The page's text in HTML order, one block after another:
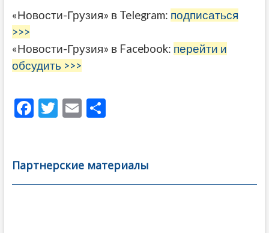
«Новости-Грузия» в Telegram: подписаться
>>>
«Новости-Грузия» в Facebook: перейти и
обсудить >>>
F
b
o
T
er
E
l
О
а
в
Партнерские материалы